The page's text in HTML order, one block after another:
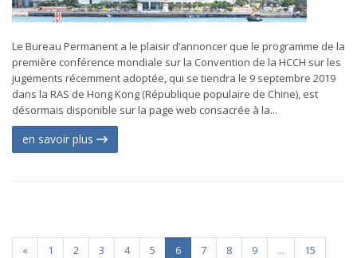
Le Bureau Permanent a le plaisir d’annoncer que le programme de la
première conférence mondiale sur la Convention de la HCCH sur les
jugements récemment adoptée, qui se tiendra le 9 septembre 2019
dans la RAS de Hong Kong (République populaire de Chine), est
désormais disponible sur la page web consacrée à la...
en savoir plus
« 1 2 3 4 5 6 7 8 9 ...
15